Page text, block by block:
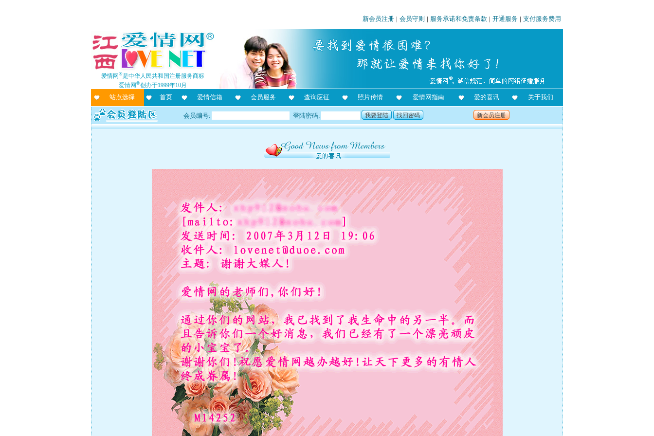
新会员注册 | 会员守则 | 服务承诺和免责条款 | 开通服务 | 支付服务费用
爱情网®是中华人民共和国注册服务商标
爱情网®创办于1999年10月
站点选择 首页 爱情信箱 会员服务 查询应征 照片传情 爱情网指南 爱的喜讯 关于我们
会员编号: 登陆密码: 我要登陆 找回密码 新会员注册